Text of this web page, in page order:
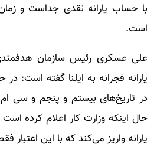
با حساب یارانه نقدی جداست و
است.
علی عسکری رئیس سازمان هدفمندی
یارانه فجرانه به ایلنا گفته است: در
در تاریخ‌های بیستم و پنجم و سی
حال اینکه وزارت کار اعلام کرده است
یارانه واریز می‌کند که با این اعتبار